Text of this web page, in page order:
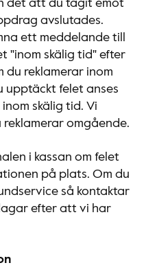
det att du tagit emot
avslutades.
ett meddelande till
"inom skälig tid" efter
reklamerar inom
felet anses
skälig tid. Vi
omgående.
i kassan om felet
på plats. Om du
så kontaktar
efter att vi har